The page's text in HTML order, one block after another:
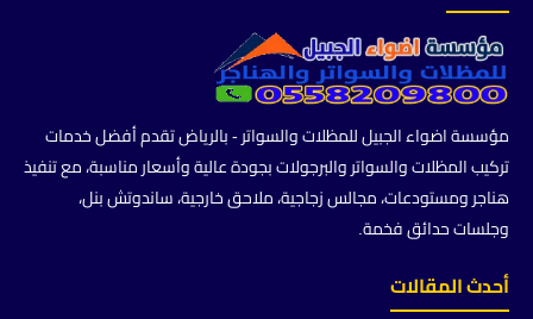
مؤسسة اضواء الجبيل للمظلات والسواتر - بالرياض تقدم أفضل خدمات
تركيب المظلات والسواتر والبرجولات بجودة عالية وأسعار مناسبة، مع تنفيذ
هناجر ومستودعات، مجالس زجاجية، ملاحق خارجية، ساندوتش بنل،
وجلسات حدائق فخمة.
أحدث المقالات